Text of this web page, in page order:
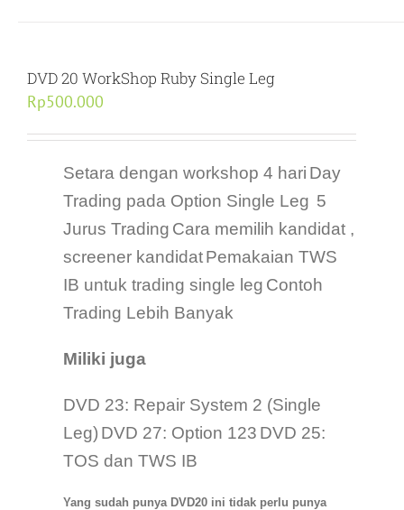
DVD 20 WorkShop Ruby Single Leg
Rp500.000
Setara dengan workshop 4 hari Day
Trading pada Option Single Leg 5
Jurus Trading Cara memilih kandidat ,
screener kandidatPemakaian TWS
IB untuk trading single leg Contoh
Trading Lebih Banyak
Miliki juga
DVD 23: Repair System 2 (Single
Leg) DVD 27: Option 123 DVD 25:
TOS dan TWS IB
Yang sudah punya DVD20 ini tidak perlu punya